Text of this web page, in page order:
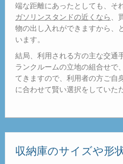
端な距離にあったとしても、そ
ガソリンスタンドの近くなら
物の出し入れができますから、
います。
結局、利用される方の主な交通
ランクルームの立地の組合せで
てきますので、利用者の方ご自
に合わせて賢い選択をしていた
収納庫のサイズや形